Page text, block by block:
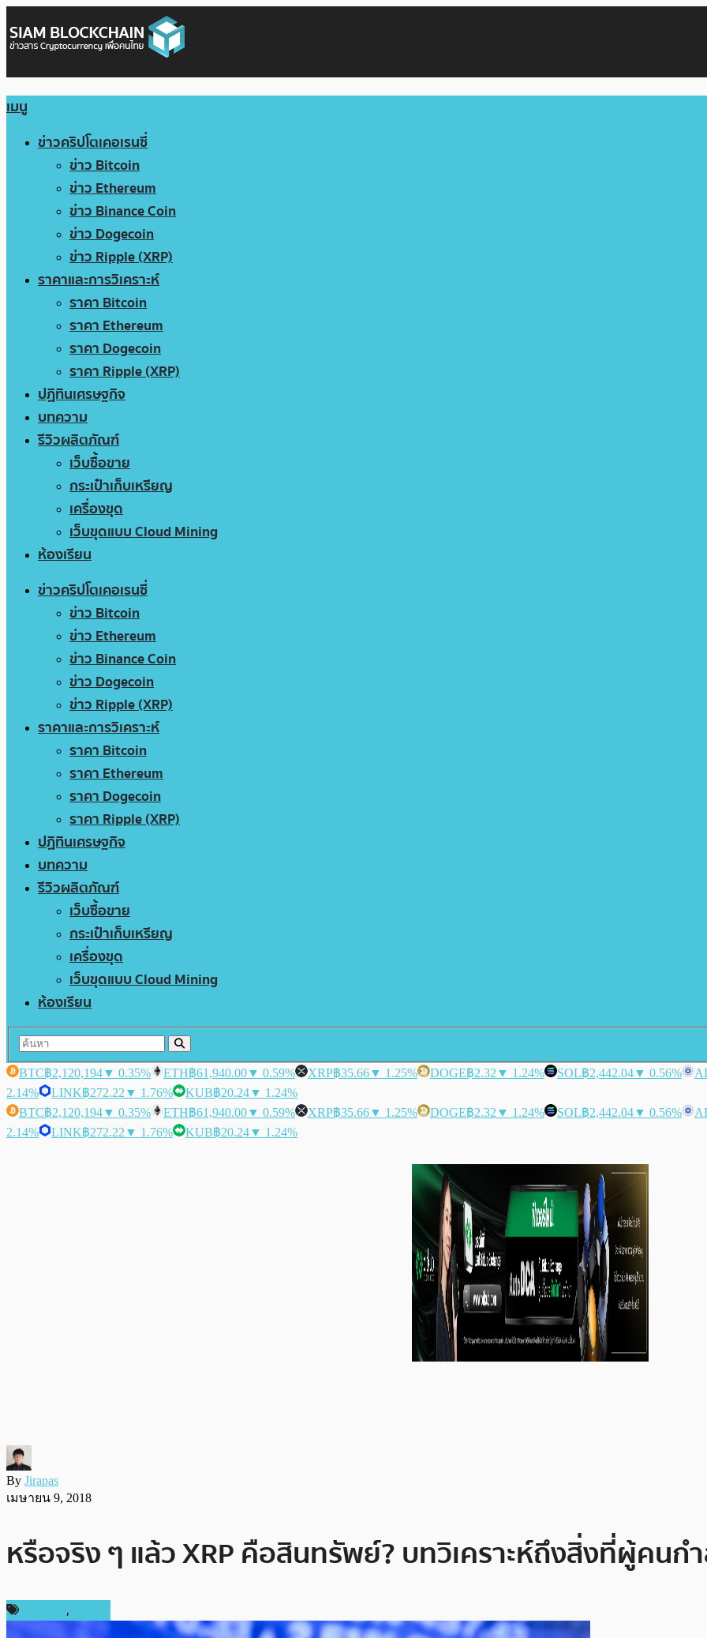
เมนู
ข่าวคริปโตเคอเรนซี่
ข่าว Bitcoin
ข่าว Ethereum
ข่าว Binance Coin
ข่าว Dogecoin
ข่าว Ripple (XRP)
ราคาและการวิเคราะห์
ราคา Bitcoin
ราคา Ethereum
ราคา Dogecoin
ราคา Ripple (XRP)
ปฏิทินเศรษฐกิจ
บทความ
รีวิวผลิตภัณฑ์
เว็บซื้อขาย
กระเป๋าเก็บเหรียญ
เครื่องขุด
เว็บขุดแบบ Cloud Mining
ห้องเรียน
ข่าวคริปโตเคอเรนซี่
ข่าว Bitcoin
ข่าว Ethereum
ข่าว Binance Coin
ข่าว Dogecoin
ข่าว Ripple (XRP)
ราคาและการวิเคราะห์
ราคา Bitcoin
ราคา Ethereum
ราคา Dogecoin
ราคา Ripple (XRP)
ปฏิทินเศรษฐกิจ
บทความ
รีวิวผลิตภัณฑ์
เว็บซื้อขาย
กระเป๋าเก็บเหรียญ
เครื่องขุด
เว็บขุดแบบ Cloud Mining
ห้องเรียน
BTC฿2,120,194▼ 0.35% ETH฿61,940.00▼ 0.59% XRP฿35.66▼ 1.25% DOGE฿2.32 ▼ 1.24% SOL฿2,442.04▼ 0.56%
2.14%
LINK฿272.22 ▼ 1.76% KUB฿20.24▼ 1.24%
BTC฿2,120,194▼ 0.35% ETH฿61,940.00▼ 0.59% XRP฿35.66▼ 1.25% DOGE฿2.32 ▼ 1.24% SOL฿2,442.04▼ 0.56%
2.14%
LINK฿272.22 ▼ 1.76% KUB฿20.24▼ 1.24%
By Jirapas
เมษายน 9, 2018
หรือจริง ๆ แล้ว XRP คือสินทรัพย์? บทวิเคราะห์ถึงสิ่งที่ผู้คนก
,